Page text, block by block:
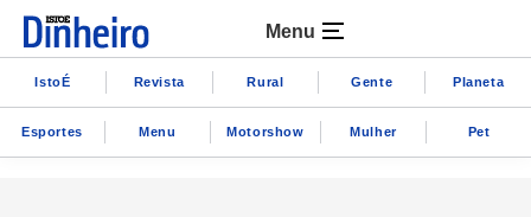
Menu
IstoÉ Revista Rural Gente Planeta
Esportes Menu Motorshow Mulher Pet